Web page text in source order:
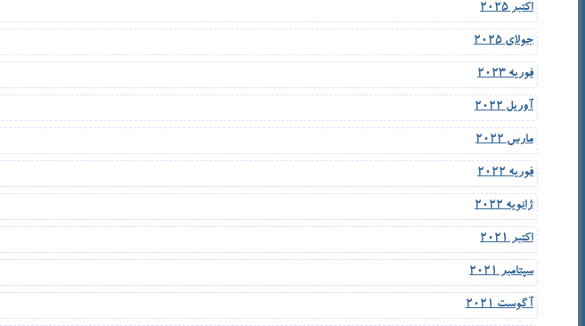
اکتبر 2025
جولای 2025
فوریه 2023
آوریل 2022
مارس 2022
فوریه 2022
ژانویه 2022
اکتبر 2021
سپتامبر 2021
آگوست 2021